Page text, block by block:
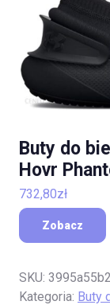
Buty do
Hovr
732,80zł
Zobacz
SKU:
Kategoria: Buty